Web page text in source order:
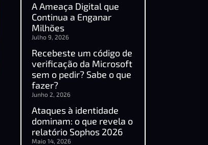
A Ameaça Digital que
Continua a Enganar
Milhões
Julho 9, 2026
Recebeste um código de
verificação da Microsoft
sem o pedir? Sabe o que
fazer?
Junho 2, 2026
Ataques à identidade
dominam: o que revela o
relatório Sophos 2026
Maio 14, 2026